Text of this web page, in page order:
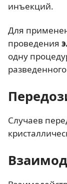
инъекций.
Для
проведения
одну
Случаев